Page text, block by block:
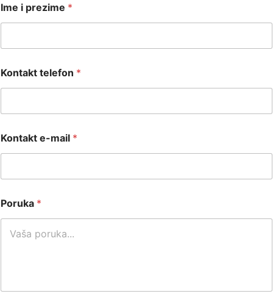
Ime i prezime *
Kontakt telefon *
Kontakt e-mail *
Poruka *